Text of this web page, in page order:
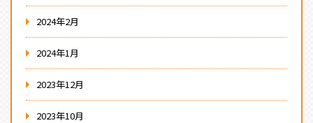
2024年2月
2024年1月
2023年12月
2023年10月